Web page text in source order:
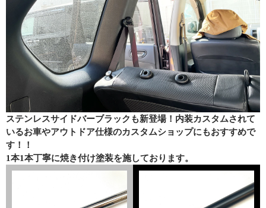
ステンレスサイドバーブラックも新登場！内装カスタムされて
いるお車やアウトドア仕様のカスタムショップにもおすすめで
す！！
1本1本丁寧に焼き付け塗装を施しております。